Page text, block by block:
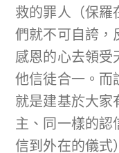
救的罪人（保羅
們就不可自誇，
感恩的心去領受
他信徒合一。而
就是建基於大家
主、同一樣的認
信到外在的儀式